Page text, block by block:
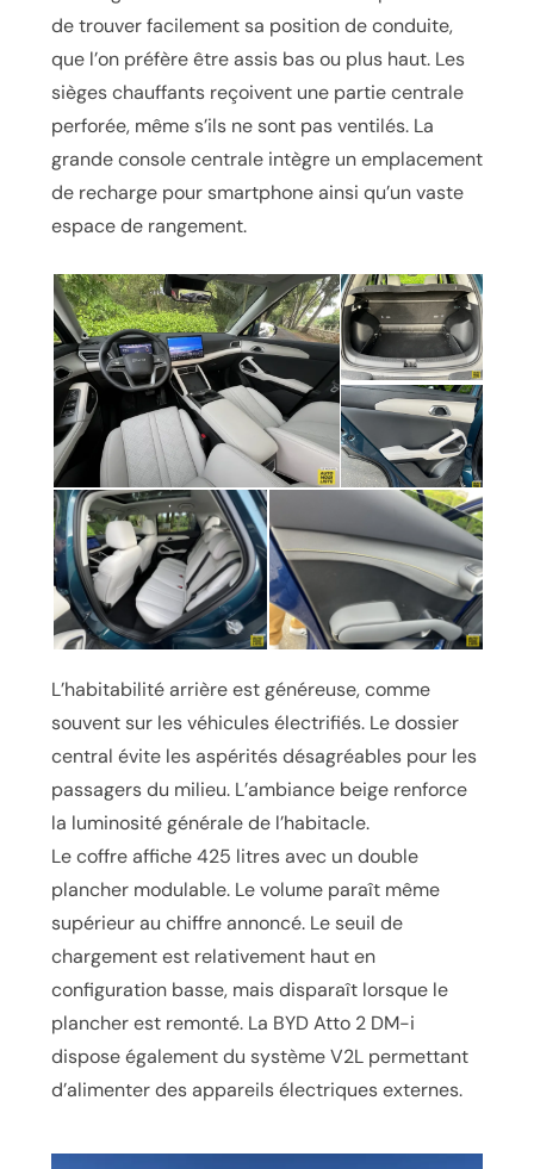
de trouver facilement sa position de conduite,
que l’on préfère être assis bas ou plus haut. Les
sièges chauffants reçoivent une partie centrale
perforée, même s’ils ne sont pas ventilés. La
grande console centrale intègre un emplacement
de recharge pour smartphone ainsi qu’un vaste
espace de rangement.
L’habitabilité arrière est généreuse, comme
souvent sur les véhicules électrifiés. Le dossier
central évite les aspérités désagréables pour les
passagers du milieu. L’ambiance beige renforce
la luminosité générale de l’habitacle.
Le coffre affiche 425 litres avec un double
plancher modulable. Le volume paraît même
supérieur au chiffre annoncé. Le seuil de
chargement est relativement haut en
configuration basse, mais disparaît lorsque le
plancher est remonté. La BYD Atto 2 DM-i
dispose également du système V2L permettant
d’alimenter des appareils électriques externes.